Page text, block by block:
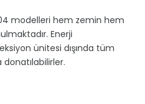
modelleri hem zemin hem
Enerji
ünitesi dışında tüm